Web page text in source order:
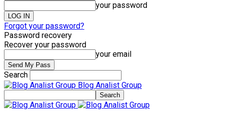
your password
Forgot your password?
Password recovery
Recover your password
your email
Search
Blog Analist Group